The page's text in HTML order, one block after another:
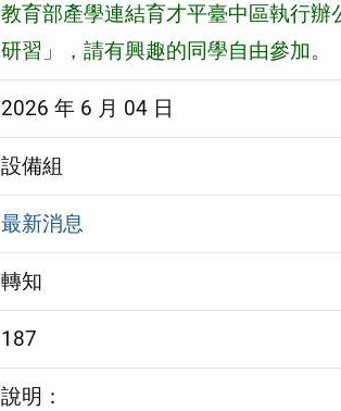
教育部產學連結育才平臺中區執行
研習」，請有興趣的同學自由參加。
2026 年 6 月 04 日
設備組
最新消息
轉知
187
說明：